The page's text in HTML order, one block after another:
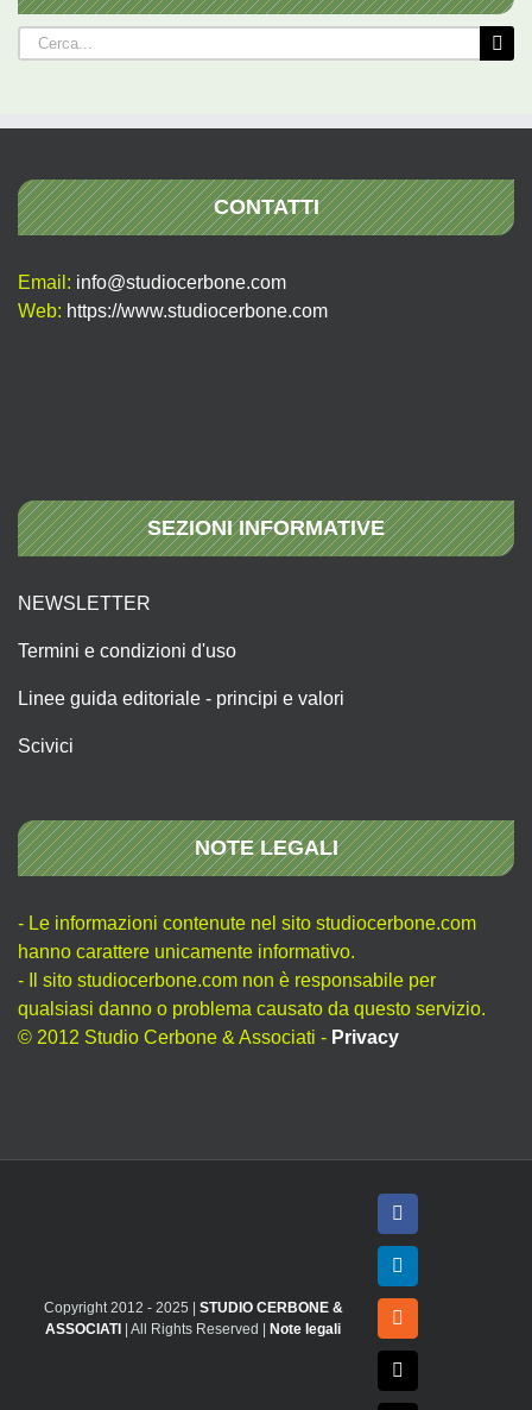
Cerca
per:
CONTATTI
Email: info@studiocerbone.com
Web: https://www.studiocerbone.com
SEZIONI INFORMATIVE
NEWSLETTER
Termini e condizioni d'uso
Linee guida editoriale - principi e valori
Scivici
NOTE LEGALI
- Le informazioni contenute nel sito studiocerbone.com
hanno carattere unicamente informativo.
- Il sito studiocerbone.com non è responsabile per
qualsiasi danno o problema causato da questo servizio.
© 2012 Studio Cerbone & Associati - Privacy
Copyright 2012 - 2025 | STUDIO CERBONE &
ASSOCIATI
| All Rights Reserved | Note legali
Facebook
LinkedIn
Rss
X